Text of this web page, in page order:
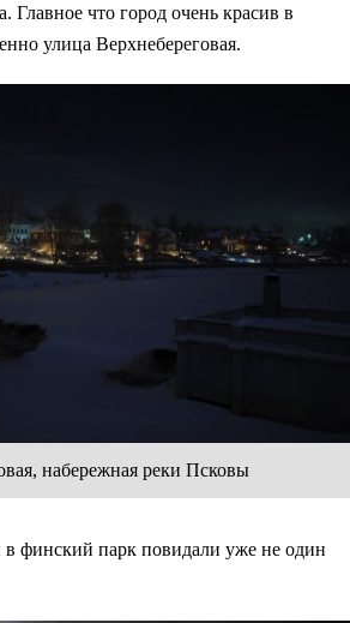
Главное что город очень красив в
улица Верхнебереговая.
набережная реки Псковы
финский парк повидали уже не один